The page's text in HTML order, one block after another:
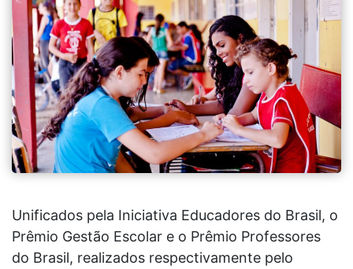
Unificados pela Iniciativa Educadores do Brasil, o
Prêmio Gestão Escolar e o Prêmio Professores
do Brasil, realizados respectivamente pelo